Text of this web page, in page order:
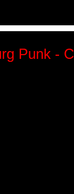
Punk -